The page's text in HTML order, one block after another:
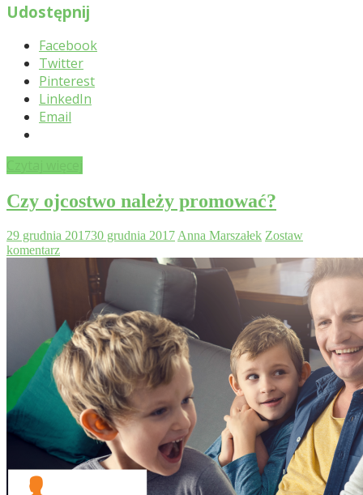
Udostępnij
Facebook
Twitter
Pinterest
LinkedIn
Email
Czy ojcostwo należy promować?
29 grudnia 201730 grudnia 2017 Anna Marszałek Zostaw
komentarz